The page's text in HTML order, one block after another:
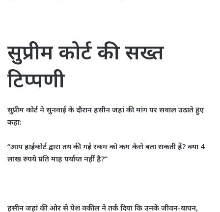
सुप्रीम कोर्ट की सख्त
टिप्पणी
सुप्रीम कोर्ट ने सुनवाई के दौरान हसीन जहां की मांग पर सवाल उठाते हुए
कहा:
“आप हाईकोर्ट द्वारा तय की गई रकम को कम कैसे बता सकती हैं? क्या 4
लाख रुपये प्रति माह पर्याप्त नहीं है?”
हसीन जहां की ओर से पेश वकील ने तर्क दिया कि उनके जीवन-यापन,